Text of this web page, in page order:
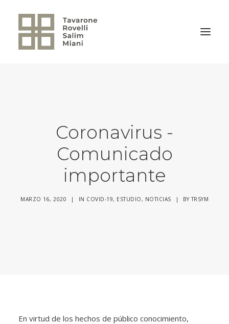
Coronavirus -
Comunicado
importante
MARZO 16, 2020 | IN COVID-19, ESTUDIO, NOTICIAS | BYTRSYM
En virtud de los hechos de público conocimiento,